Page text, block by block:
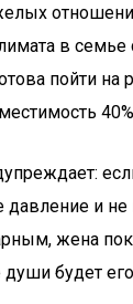
в
пойти на
давление и не
жена
души будет